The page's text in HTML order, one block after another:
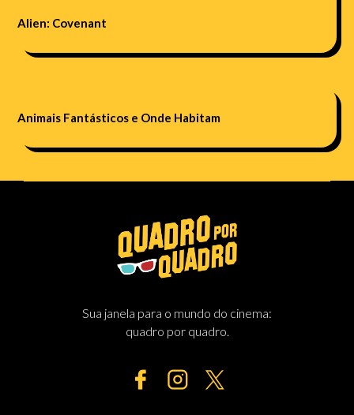
Alien: Covenant
Animais Fantásticos e Onde Habitam
Sua janela para o mundo do cinema:
quadro por quadro.